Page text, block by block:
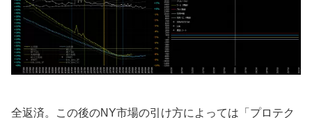
全返済。この後のNY市場の引け方によっては「プロテク